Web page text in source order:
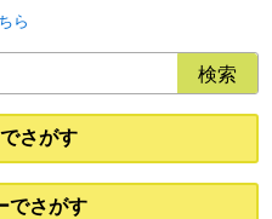
ら
さがす
でさがす